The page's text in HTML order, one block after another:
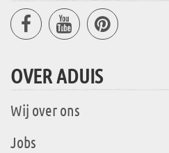
OVER ADUIS
Wij over ons
Jobs